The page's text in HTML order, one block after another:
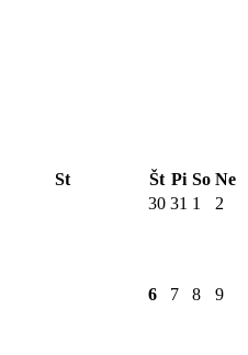
St Št Pi So Ne
30 31 1 2
6 7 8 9